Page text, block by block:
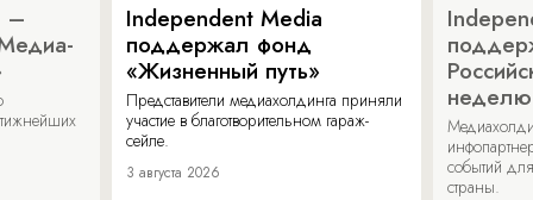
–
Independent Media
поддержал фонд
«Жизненный путь»
Представители медиахолдинга приняли
участие в благотворительном гараж-
сейле.
3 августа 2026
неделю
событий
страны.